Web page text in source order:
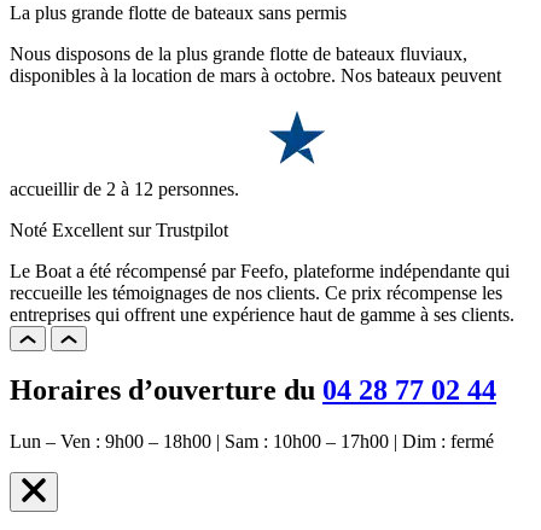
La plus grande flotte de bateaux sans permis
Nous disposons de la plus grande flotte de bateaux fluviaux,
disponibles à la location de mars à octobre. Nos bateaux peuvent
accueillir de 2 à 12 personnes.
Noté Excellent sur Trustpilot
Le Boat a été récompensé par Feefo, plateforme indépendante qui
reccueille les témoignages de nos clients. Ce prix récompense les
entreprises qui offrent une expérience haut de gamme à ses clients.
Horaires d’ouverture du 04 28 77 02 44
Lun – Ven : 9h00 – 18h00 | Sam : 10h00 – 17h00 | Dim : fermé